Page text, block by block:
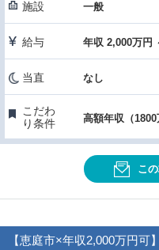
施設 一般
給与 年収 2,000万円
当直 なし
こだわ
り条件
高額年収（
こ
【恵庭市×年収2,000万円